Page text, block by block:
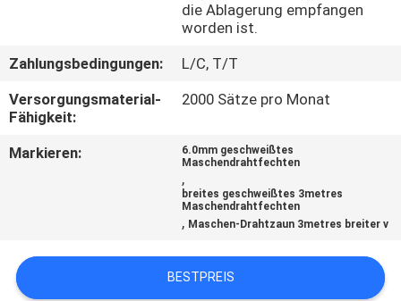
VERBINDUNG
NACHRICHTEN
EIN
ZITAT
die Ablagerung empfangen
worden ist.
Zahlungsbedingungen:
L/C, T/T
Versorgungsmaterial-
Fähigkeit:
2000 Sätze pro Monat
Markieren:
6.0mm geschweißtes
Maschendrahtfechten
,
breites geschweißtes 3metres
Maschendrahtfechten
, Maschen-Drahtzaun 3metres breiter v
BESTPREIS